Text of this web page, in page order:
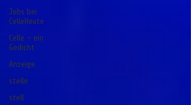
Jobs bei
CelleHeute
Celle - ein
Gedicht
Anzeige
stelle
stell